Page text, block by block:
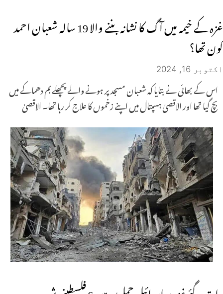
غزہ کے خیمہ میں آگ کا نشانہ بننے والا 19 سالہ شعبان احمد
کون تھا؟
اکتوبر 16, 2024
اس کے بھائی نے بتایا کہ شعبان مسجد پر ہونے والے پچھلے بم دھماکے میں
بچ گیا تھا اور الاقصیٰ ہسپتال میں اپنے زخموں کا علاج کر رہا تھا۔ الاقصیٰ